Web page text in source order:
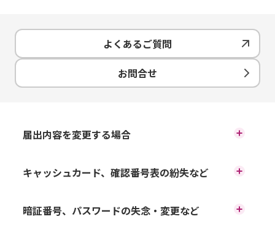
コールセンターにご連絡いただき、残高証明書発行のお手
続きの旨、お申し出ください。
お手元に書類が届きましたら、必要事項を記入し、返信用
封筒に同封の上ご返送ください。
す。
手数料
手数料がかかります（英文の残
ります。 発行手数料は、お客さ
残高証明書は、当行に書類が到
着後、1週間から10日ほどで郵送
い。
イオン銀行キャッシュカード／キャッシュ＋デビット／イ
免許証」、「個人番号カード」等、当行お届けの住所・氏
1通につき1,100円（税込）の発行
高証明書は1通につき2,200円
お手続きにかかる時間
着後、1週間から10日ほどで郵送
します。
よくあるご質問
お問合せ
届出内容を変更する場合
住所・電話番号の変更
氏名の変更
キャッシュカード、確認番号表の紛失など
キャッシュカードの紛失・盗難
暗証番号、パスワードの失念・変更など